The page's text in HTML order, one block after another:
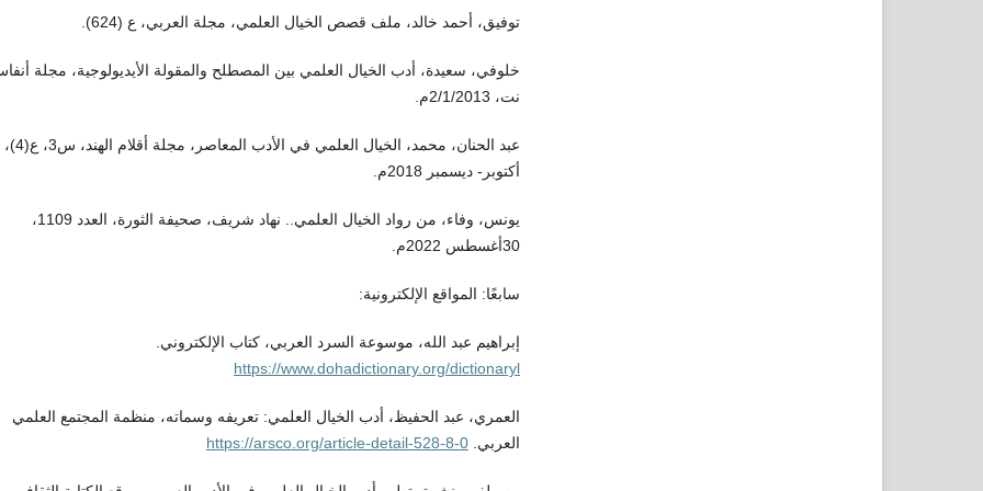
توفيق، أحمد خالد، ملف قصص الخيال العلمي، مجلة العربي، ع (624).
خلوفي، سعيدة، أدب الخيال العلمي بين المصطلح والمقولة الأيديولوجية، مجلة
نت، 2/1/2013م.
عبد الحنان، محمد، الخيال العلمي في الأدب المعاصر، مجلة أقلام الهند، س3، ع(4)،
أكتوبر- ديسمبر 2018م.
يونس، وفاء، من رواد الخيال العلمي.. نهاد شريف، صحيفة الثورة، العدد 1109،
30أغسطس 2022م.
سابعًا: المواقع الإلكترونية:
إبراهيم عبد الله، موسوعة السرد العربي، كتاب الإلكتروني.
https://www.dohadictionary.org/dictionaryl
العمري، عبد الحفيظ، أدب الخيال العلمي: تعريفه وسماته، منظمة المجتمع العلمي
العربي. https://arsco.org/article-detail-528-8-0